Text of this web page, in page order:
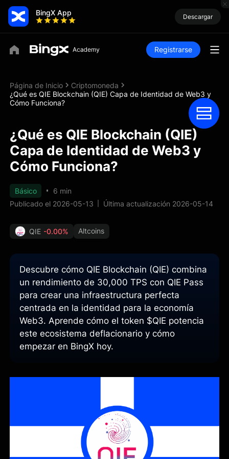
BingX App Descargar
Registrarse
Página de Inicio
Criptomoneda
¿Qué es QIE Blockchain (QIE) Capa de Identidad de Web3 y
Cómo Funciona?
¿Qué es QIE Blockchain (QIE)
Capa de Identidad de Web3 y
Cómo Funciona?
Básico
6 min
Publicado el 2026-05-13
Última actualización 2026-05-14
QIE -0.00% Altcoins
Descubre cómo QIE Blockchain (QIE) combina
un rendimiento de 30,000 TPS con QIE Pass
para crear una infraestructura perfecta
centrada en la identidad para la economía
Web3. Aprende cómo el token $QIE potencia
este ecosistema deflacionario y cómo
empezar en BingX hoy.